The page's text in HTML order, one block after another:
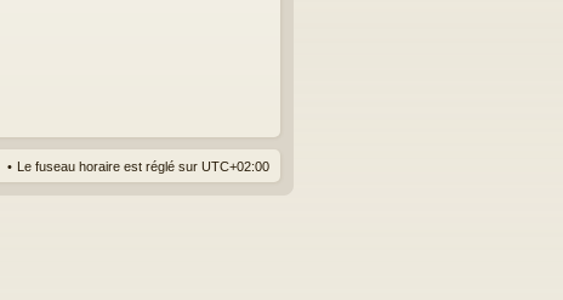
Le fuseau horaire est réglé sur UTC+02:00